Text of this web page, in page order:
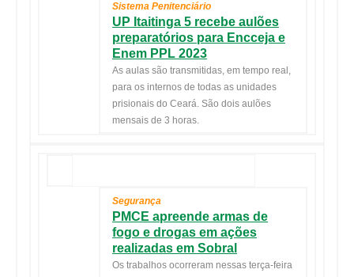
Sistema Penitenciário
UP Itaitinga 5 recebe aulões
preparatórios para Encceja e
Enem PPL 2023
As aulas são transmitidas, em tempo real,
para os internos de todas as unidades
prisionais do Ceará. São dois aulões
mensais de 3 horas.
Segurança
PMCE apreende armas de
fogo e drogas em ações
realizadas em Sobral
Os trabalhos ocorreram nessas terça-feira